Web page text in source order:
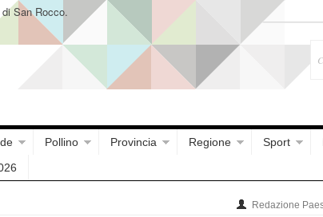
San Rocco.
Pollino Provincia Regione Sport
Redazione